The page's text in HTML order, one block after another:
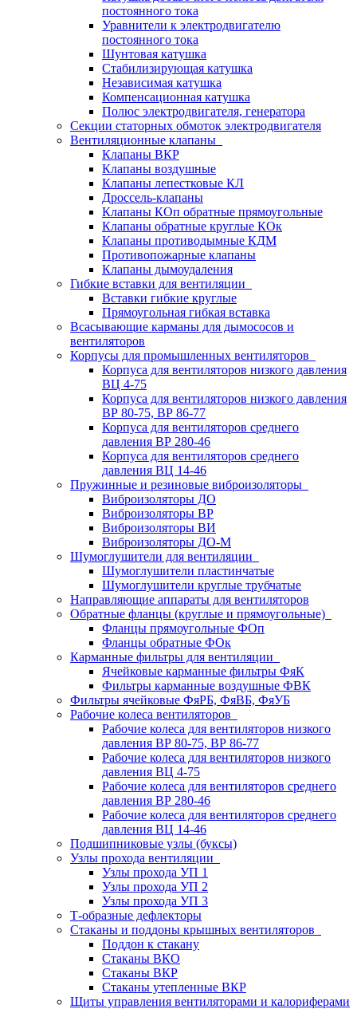
постоянного тока
Уравнители к электродвигателю
постоянного тока
Шунтовая катушка
Стабилизирующая катушка
Независимая катушка
Компенсационная катушка
Полюс электродвигателя, генератора
Секции статорных обмоток электродвигателя
Вентиляционные клапаны
Клапаны ВКР
Клапаны воздушные
Клапаны лепестковые КЛ
Дроссель-клапаны
Клапаны КОп обратные прямоугольные
Клапаны обратные круглые КОк
Клапаны противодымные КДМ
Противопожарные клапаны
Клапаны дымоудаления
Гибкие вставки для вентиляции
Вставки гибкие круглые
Прямоугольная гибкая вставка
Всасывающие карманы для дымососов и
вентиляторов
Корпусы для промышленных вентиляторов
Корпуса для вентиляторов низкого давления
ВЦ 4-75
Корпуса для вентиляторов низкого давления
ВР 80-75, ВР 86-77
Корпуса для вентиляторов среднего
давления ВР 280-46
Корпуса для вентиляторов среднего
давления ВЦ 14-46
Пружинные и резиновые виброизоляторы
Виброизоляторы ДО
Виброизоляторы ВР
Виброизоляторы ВИ
Виброизоляторы ДО-М
Шумоглушители для вентиляции
Шумоглушители пластинчатые
Шумоглушители круглые трубчатые
Направляющие аппараты для вентиляторов
Обратные фланцы (круглые и прямоугольные)
Фланцы прямоугольные ФОп
Фланцы обратные ФОк
Карманные фильтры для вентиляции
Ячейковые карманные фильтры ФяК
Фильтры карманные воздушные ФВК
Фильтры ячейковые ФяРБ, ФяВБ, ФяУБ
Рабочие колеса вентиляторов
Рабочие колеса для вентиляторов низкого
давления ВР 80-75, ВР 86-77
Рабочие колеса для вентиляторов низкого
давления ВЦ 4-75
Рабочие колеса для вентиляторов среднего
давления ВР 280-46
Рабочие колеса для вентиляторов среднего
давления ВЦ 14-46
Подшипниковые узлы (буксы)
Узлы прохода вентиляции
Узлы прохода УП 1
Узлы прохода УП 2
Узлы прохода УП 3
Т-образные дефлекторы
Стаканы и поддоны крышных вентиляторов
Поддон к стакану
Стаканы ВКО
Стаканы ВКР
Стаканы утепленные ВКР
Щиты управления вентиляторами и калориферами